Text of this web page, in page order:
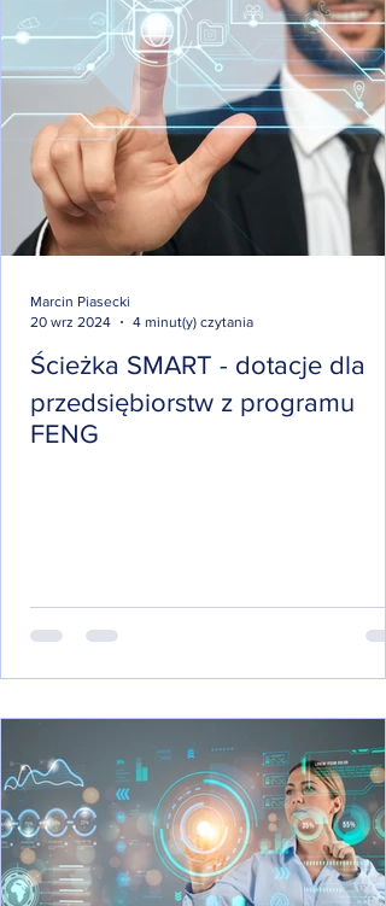
Ścieżka SMART - dotacje dla
przedsiębiorstw z programu
FENG
Marcin Piasecki
20 wrz 2024
4 minut(y) czytania